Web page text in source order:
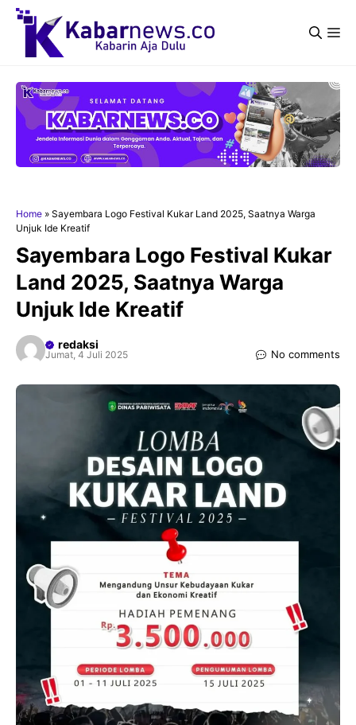
Langsung
Home » Sayembara Logo Festival Kukar Land 2025, Saatnya Warga
Unjuk Ide Kreatif
Sayembara Logo Festival Kukar
Land 2025, Saatnya Warga
Unjuk Ide Kreatif
redaksi
Jumat, 4 Juli 2025 No comments